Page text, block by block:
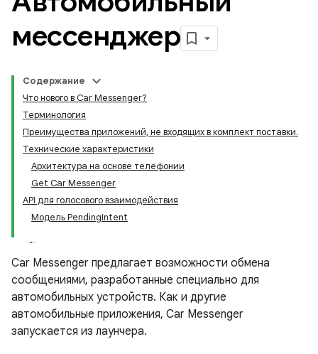
мессенджер
Содержание
Что нового в Car Messenger?
Терминология
Преимущества приложений, не входящих в комплект поставки.
Технические характеристики
Архитектура на основе телефонии
Get Car Messenger
API для голосового взаимодействия
Модель PendingIntent
Car Messenger предлагает возможности обмена
сообщениями, разработанные специально для
автомобильных устройств. Как и другие
автомобильные приложения, Car Messenger
запускается из лаунчера.